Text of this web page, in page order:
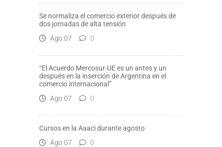
Se normaliza el comercio exterior después de
dos jornadas de alta tensión
Ago 07
0
“El Acuerdo Mercosur-UE es un antes y un
después en la inserción de Argentina en el
comercio internacional”
Ago 07
0
Cursos en la Aaaci durante agosto
Ago 07
0